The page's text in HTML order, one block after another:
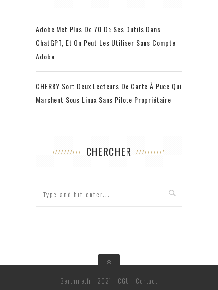
Adobe Met Plus De 70 De Ses Outils Dans
ChatGPT, Et On Peut Les Utiliser Sans Compte
Adobe
CHERRY Sort Deux Lecteurs De Carte À Puce Qui
Marchent Sous Linux Sans Pilote Propriétaire
CHERCHER
Berthine.fr - 2021 - CGU - Contact